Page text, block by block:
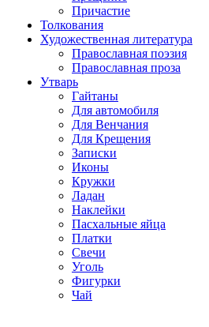
Причастие
Толкования
Художественная литература
Православная поэзия
Православная проза
Утварь
Гайтаны
Для автомобиля
Для Венчания
Для Крещения
Записки
Иконы
Кружки
Ладан
Наклейки
Пасхальные яйца
Платки
Свечи
Уголь
Фигурки
Чай